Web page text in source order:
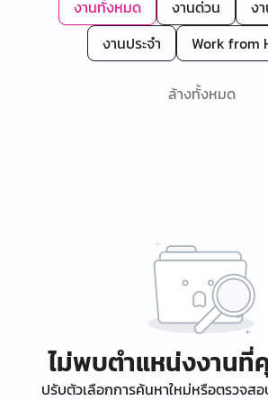
งานทั้งหมด งานด่วน
ง
งานประจำ
Work from
ล้างทั้งหมด
ไม่พบตำแหน่งงาน
ปรับตัวเลือกการค้นหาใหม่หรือตรวจส